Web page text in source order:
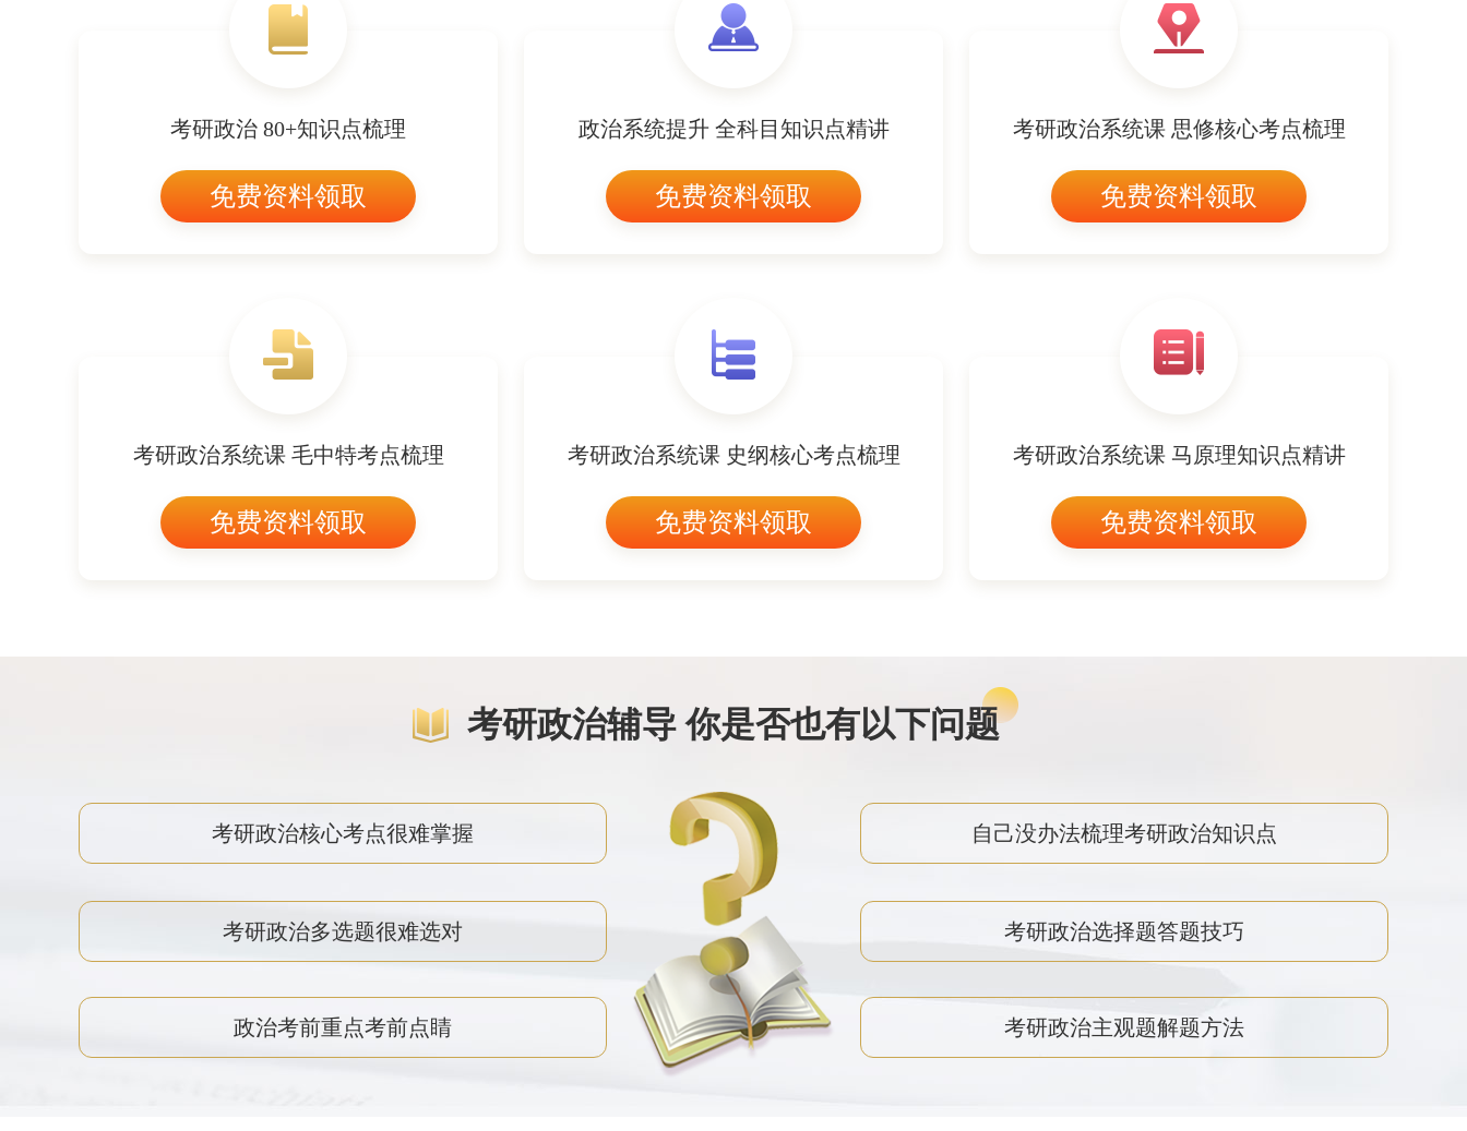
考研政治 80+知识点梳理
免费资料领取
政治系统提升 全科目知识点精讲
免费资料领取
考研政治系统课 思修核心考点梳理
免费资料领取
考研政治系统课 毛中特考点梳理
免费资料领取
考研政治系统课 史纲核心考点梳理
免费资料领取
考研政治系统课 马原理知识点精讲
免费资料领取
考研政治辅导 你是否也有以下问题
自己没办法梳理考研政治知识点
考研政治核心考点很难掌握
考研政治选择题答题技巧
考研政治多选题很难选对
考研政治主观题解题方法
政治考前重点考前点睛